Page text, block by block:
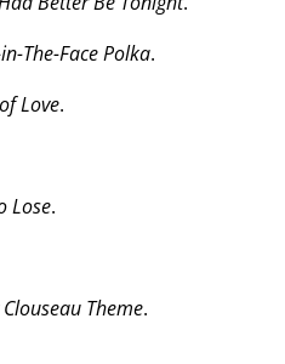
The-Face Polka.
Love.
Lose.
Theme.